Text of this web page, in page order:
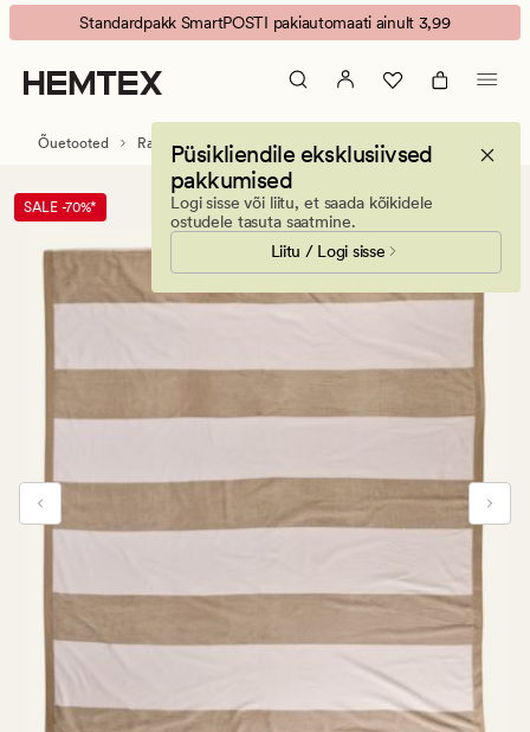
Family
Contrast
vannirätik
beež
Animated
banner.
Press
ESCAPE
Standardpakk SmartPOSTI pakiautomaati ainult 3,99
Püsikliendile eksklusiivsed
pakkumised
Logi sisse või liitu, et saada kõikidele
ostudele tasuta saatmine.
Liitu / Logi sisse
Õuetooted Rannarätikud
SALE -70%*